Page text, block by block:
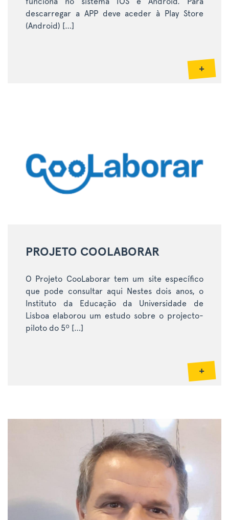
descarregar a APP deve aceder à Play Store
(Android) […]
+
PROJETO COOLABORAR
O Projeto CooLaborar tem um site específico
que pode consultar aqui Nestes dois anos, o
Instituto da Educação da Universidade de
Lisboa elaborou um estudo sobre o projecto-
piloto do 5º […]
+